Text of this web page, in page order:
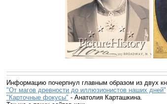
Информацию почерпнул главным образом из двух
"От магов древности до иллюзионистов наших дней"
"Карточные фокусы" - Анатолия Карташкина.